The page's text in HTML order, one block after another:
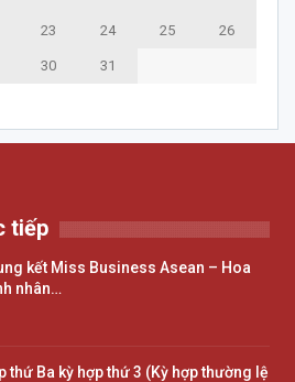
23 24 25 26
30
31
tiếp
kết Miss Business Asean – Hoa
nhân…
thứ Ba kỳ hợp thứ 3 (Kỳ hợp thường lệ